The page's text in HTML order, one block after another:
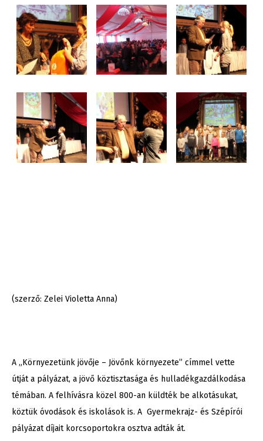
(szerző: Zelei Violetta Anna)
A „Környezetünk jövője – Jövőnk környezete” címmel vette
útját a pályázat, a jövő köztisztasága és hulladékgazdálkodása
témában. A felhívásra közel 800-an küldték be alkotásukat,
köztük óvodások és iskolások is. A Gyermekrajz- és Szépírói
pályázat díjait korcsoportokra osztva adták át.